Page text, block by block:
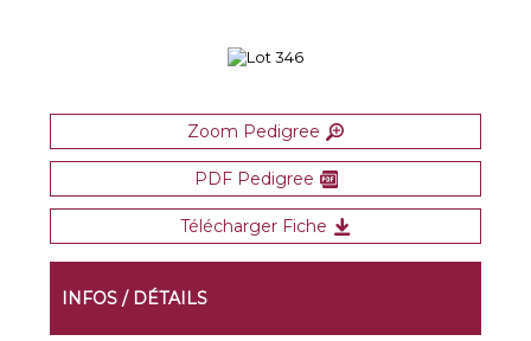
Zoom Pedigree
PDF Pedigree
Télécharger Fiche
INFOS / DÉTAILS